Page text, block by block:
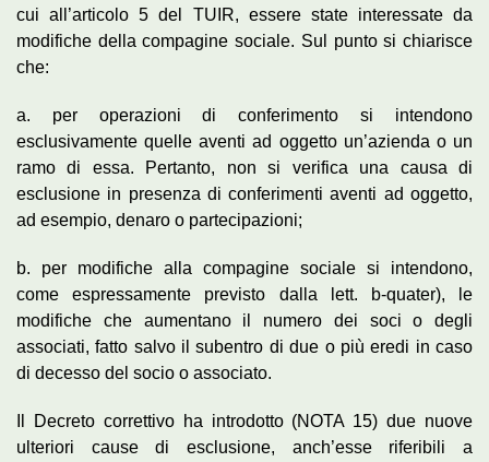
cui all’articolo 5 del TUIR, essere state interessate da
modifiche della compagine sociale. Sul punto si chiarisce
che:
a. per operazioni di conferimento si intendono
esclusivamente quelle aventi ad oggetto un’azienda o un
ramo di essa. Pertanto, non si verifica una causa di
esclusione in presenza di conferimenti aventi ad oggetto,
ad esempio, denaro o partecipazioni;
b. per modifiche alla compagine sociale si intendono,
come espressamente previsto dalla lett. b-quater), le
modifiche che aumentano il numero dei soci o degli
associati, fatto salvo il subentro di due o più eredi in caso
di decesso del socio o associato.
Il Decreto correttivo ha introdotto (NOTA 15) due nuove
ulteriori cause di esclusione, anch’esse riferibili a